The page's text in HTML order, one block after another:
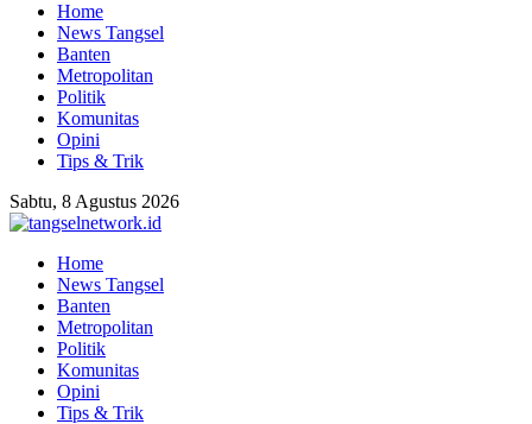
Home
News Tangsel
Banten
Metropolitan
Politik
Komunitas
Opini
Tips & Trik
Sabtu, 8 Agustus 2026
Home
News Tangsel
Banten
Metropolitan
Politik
Komunitas
Opini
Tips & Trik